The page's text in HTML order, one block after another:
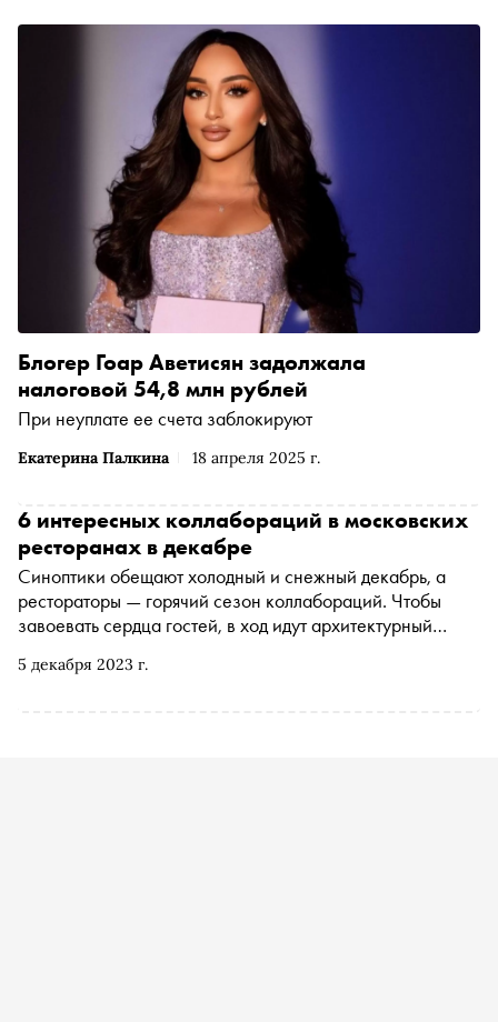
Екатерина Палкина 18 апреля 2025 г.
Блогер Гоар Аветисян задолжала
налоговой 54,8 млн рублей
При неуплате ее счета заблокируют
5 декабря 2023 г.
6 интересных коллабораций в московских
ресторанах в декабре
Синоптики обещают холодный и снежный декабрь, а
рестораторы — горячий сезон коллабораций. Чтобы
завоевать сердца гостей, в ход идут архитектурный
художника. Подробности — в материале «Сноба»